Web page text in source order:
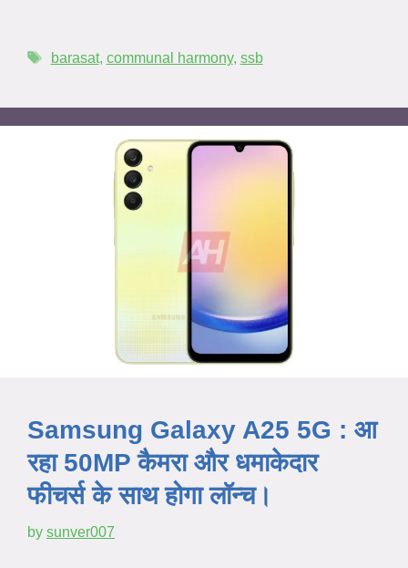
barasat, communal harmony, ssb
Samsung Galaxy A25 5G : आ
रहा 50MP कैमरा और धमाकेदार
फीचर्स के साथ होगा लॉन्च।
by sunver007